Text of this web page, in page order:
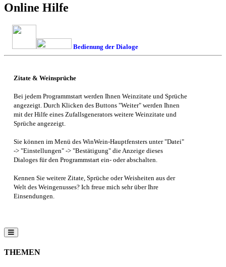
Online Hilfe
Bedienung der Dialoge
Zitate & Weinsprüche
Bei jedem Programmstart werden Ihnen Weinzitate und Sprüche
angezeigt. Durch Klicken des Buttons "Weiter" werden Ihnen
mit der Hilfe eines Zufallsgenerators weitere Weinzitate und
Sprüche angezeigt.
Sie können im Menü des WinWein-Hauptfensters unter "Datei"
-> "Einstellungen" -> "Bestätigung" die Anzeige dieses
Dialoges für den Programmstart ein- oder abschalten.
Kennen Sie weitere Zitate, Sprüche oder Weisheiten aus der
Welt des Weingenusses? Ich freue mich sehr über Ihre
Einsendungen.
THEMEN